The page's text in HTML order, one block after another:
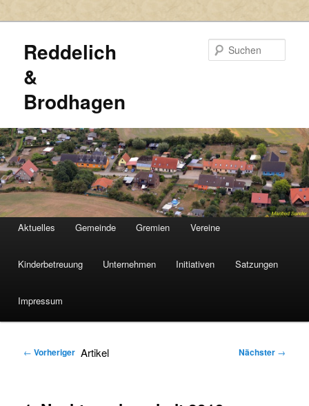
Reddelich
&
Brodhagen
HAUPTMENÜ
Zum
primären
Inhalt
Zum
sekundären
Inhalt
Aktuelles Gemeinde Gremien Vereine
Kinderbetreuung Unternehmen Initiativen Satzungen
Impressum
Artikel
← Vorheriger Nächster →